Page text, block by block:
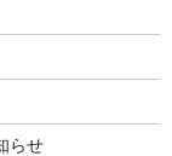
らせ